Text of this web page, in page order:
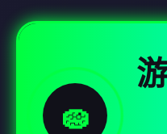
🧽